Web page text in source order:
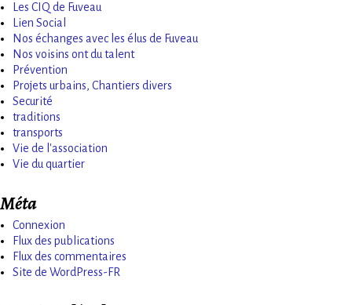
Les CIQ de Fuveau
Lien Social
Nos échanges avec les élus de Fuveau
Nos voisins ont du talent
Prévention
Projets urbains, Chantiers divers
Securité
traditions
transports
Vie de l'association
Vie du quartier
Méta
Connexion
Flux des publications
Flux des commentaires
Site de WordPress-FR